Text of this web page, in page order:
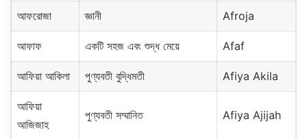
আফরোজা জ্ঞানী Afroja
আফাফ একটি সহজ এবং শুদ্ধ মেয়ে Afaf
আফিয়া আকিলা পুণ্যবতী বুদ্ধিমতী Afiya Akila
আফিয়া
আজিজাহ
পুণ্যবতী সম্মানিত Afiya Ajijah